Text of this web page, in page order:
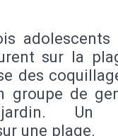
adolescents
sur la
des
groupe de
Un
une plage.